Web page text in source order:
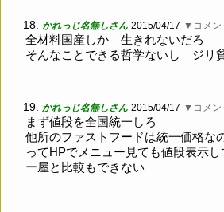
18. かれっじ名無しさん 2015/04/17 ▼コメン
全材料国産しか 生きれないだろ
そんなことできる哲学ないし ジリ
19. かれっじ名無しさん 2015/04/17 ▼コメン
まず値段を全国統一しろ
他所のファストフードは統一価格な
ってHPでメニュー見ても値段表示
ー屋と比較もできない